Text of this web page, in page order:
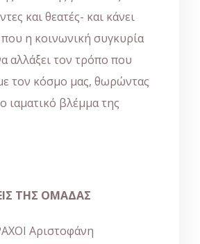
και θεατές- και κάνει
η κοινωνική συγκυρία
αλλάξει τον τρόπο που
τον κόσμο μας, θωρώντας
ιαματικό βλέμμα της
ΤΗΣ ΟΜΑΔΑΣ
Αριστοφάνη